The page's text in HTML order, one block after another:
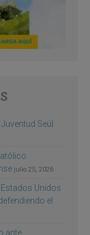
Seúl
julio 25, 2026
Unidos
el
ante